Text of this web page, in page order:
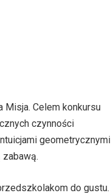
Misja. Celem konkursu
czynności
geometrycznymi
zabawą.
do gustu.